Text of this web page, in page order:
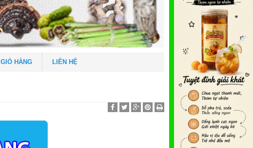
GIỎ HÀNG LIÊN HỆ